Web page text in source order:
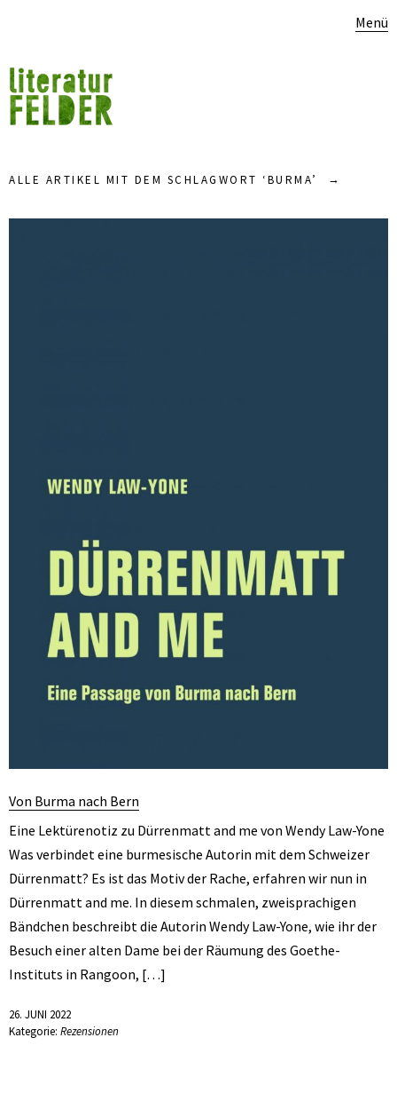
Menü
ALLE ARTIKEL MIT DEM SCHLAGWORT ‘BURMA’
Von Burma nach Bern
Eine Lektürenotiz zu Dürrenmatt and me von Wendy Law-Yone
Was verbindet eine burmesische Autorin mit dem Schweizer
Dürrenmatt? Es ist das Motiv der Rache, erfahren wir nun in
Dürrenmatt and me. In diesem schmalen, zweisprachigen
Bändchen beschreibt die Autorin Wendy Law-Yone, wie ihr der
Besuch einer alten Dame bei der Räumung des Goethe-
Instituts in Rangoon, […]
26. JUNI 2022
Kategorie: Rezensionen